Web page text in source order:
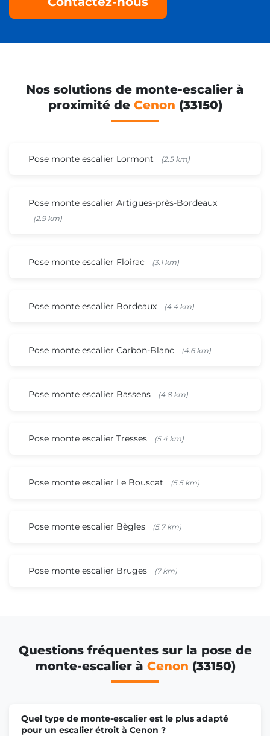
Nos solutions de monte-escalier à
proximité de Cenon (33150)
Pose monte escalier Lormont (2.5 km)
Pose monte escalier Artigues-près-Bordeaux
(2.9 km)
Pose monte escalier Floirac (3.1 km)
Pose monte escalier Bordeaux (4.4 km)
Pose monte escalier Carbon-Blanc (4.6 km)
Pose monte escalier Bassens (4.8 km)
Pose monte escalier Tresses (5.4 km)
Pose monte escalier Le Bouscat (5.5 km)
Pose monte escalier Bègles (5.7 km)
Pose monte escalier Bruges (7 km)
Questions fréquentes sur la pose de
monte-escalier à Cenon (33150)
Quel type de monte-escalier est le plus adapté
pour un escalier étroit à Cenon ?